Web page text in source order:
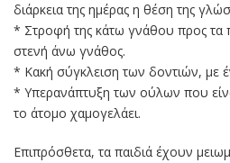
διάρκεια της ημέρας η θέση της
* Στροφή της κάτω γνάθου προς τα
στενή άνω γνάθος.
* Κακή σύγκλειση των δοντιών, με
* Υπερανάπτυξη των ούλων που
το άτομο χαμογελάει.
Επιπρόσθετα, τα παιδιά έχουν